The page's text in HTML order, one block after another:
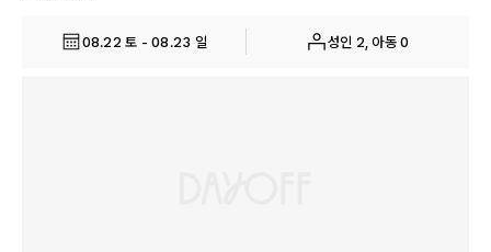
08.22 토 - 08.23 일 성인 2, 아동 0